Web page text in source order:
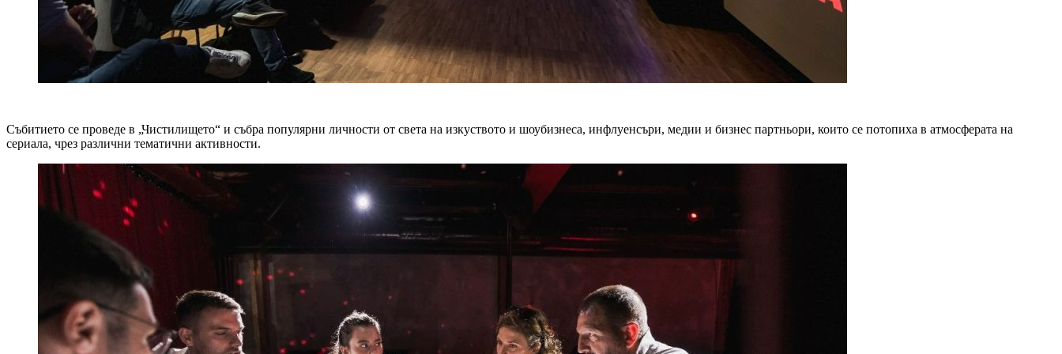
Събитието се проведе в „Чистилището“ и събра популярни личности от света на изкуството и шоубизнеса, инфлуенсъри, медии и бизнес партньори, които се потопиха в атмосферата на
сериала, чрез различни тематични активности.